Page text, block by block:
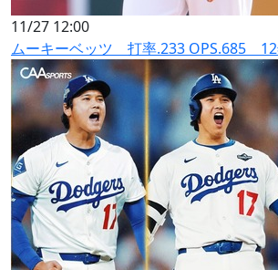
11/27 12:00
ムーキーベッツ 打率.233 OPS.685 12